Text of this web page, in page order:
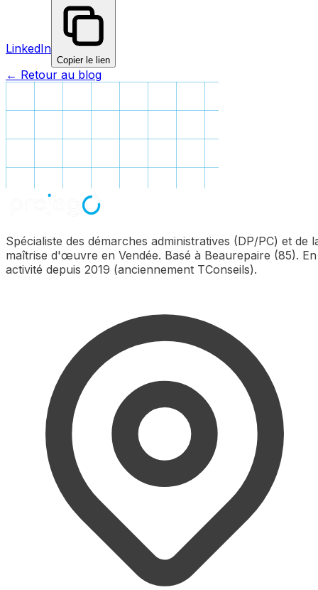
LinkedIn
Copier le lien
← Retour au blog
Spécialiste des démarches administratives (DP/PC) et de
maîtrise d'œuvre en Vendée. Basé à Beaurepaire (85). En
activité depuis 2019 (anciennement TConseils).